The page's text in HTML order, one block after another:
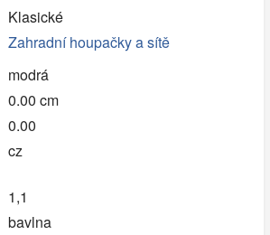
Klasické
Zahradní houpačky a sítě
modrá
0.00 cm
0.00
cz
1,1
bavlna